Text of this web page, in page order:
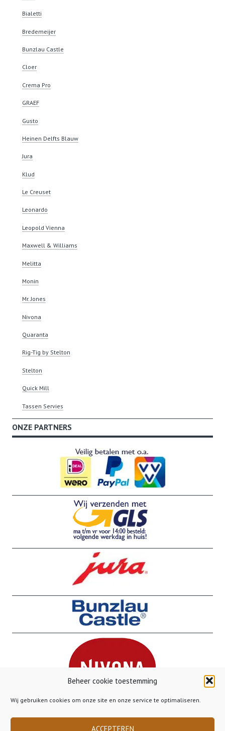
Beheer cookie toestemming
Wij gebruiken cookies om onze site en onze service te optimaliseren.
ACCEPTEREN
Bialetti
Bredemeijer
Bunzlau Castle
Cloer
Crema Pro
GRAEF
Gusto
Heinen Delfts Blauw
Jura
Klud
Le Creuset
Leonardo
Leopold Vienna
Maxwell & Williams
Melitta
Monin
Mr. Jones
Nivona
Quaranta
Rig-Tig by Stelton
Stelton
Quick Mill
Tassen Servies
ONZE PARTNERS